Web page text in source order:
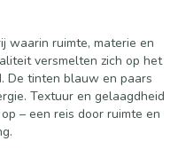
waarin ruimte, materie en
versmelten zich op het
De tinten blauw en paars
Textuur en gelaagdheid
– een reis door ruimte en